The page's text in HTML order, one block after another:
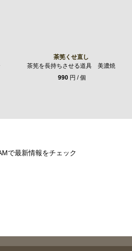
茶筅くせ直し
茶筅を長持ちさせる道具 美濃焼
990円 / 個
で最新情報をチェック